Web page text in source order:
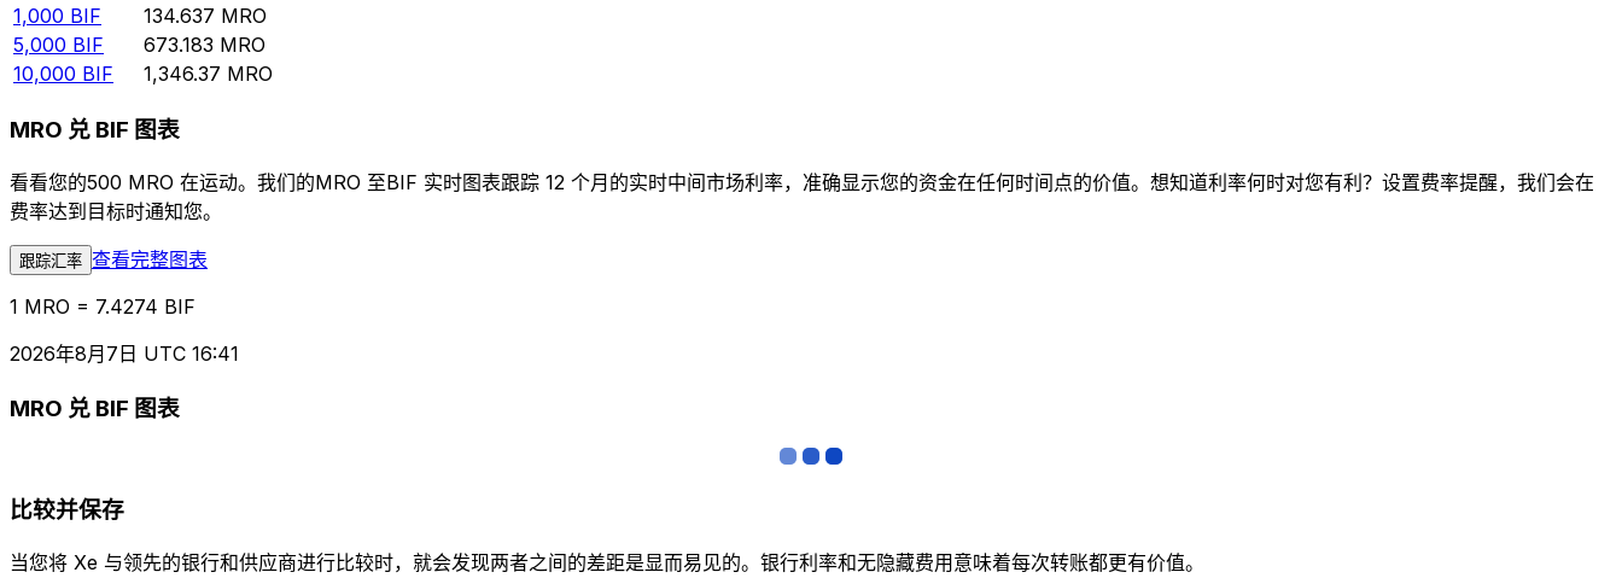
1,000 BIF 134.637 MRO
5,000 BIF 673.183 MRO
10,000 BIF 1,346.37 MRO
MRO 兑 BIF 图表
看看您的500 MRO 在运动。我们的MRO 至BIF 实时图表跟踪 12 个月的实时中间市场利率，准确显示您的资金在任何时间点的价值。想知道利率何时对您有利？设置费率提醒，我们会在
费率达到目标时通知您。
跟踪汇率 查看完整图表
1 MRO = 7.4274 BIF
2026年8月7日 UTC 16:41
MRO 兑 BIF 图表
比较并保存
当您将 Xe 与领先的银行和供应商进行比较时，就会发现两者之间的差距是显而易见的。银行利率和无隐藏费用意味着每次转账都更有价值。